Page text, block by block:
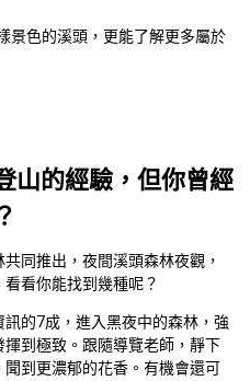
景色的溪頭，更能了解更多屬於
山的經驗，但你曾經
同推出，夜間溪頭森林夜觀，
看你能找到幾種呢？
的7成，進入黑夜中的森林，強
到極致。跟隨導覽老師，靜下
到更濃郁的花香。有機會還可